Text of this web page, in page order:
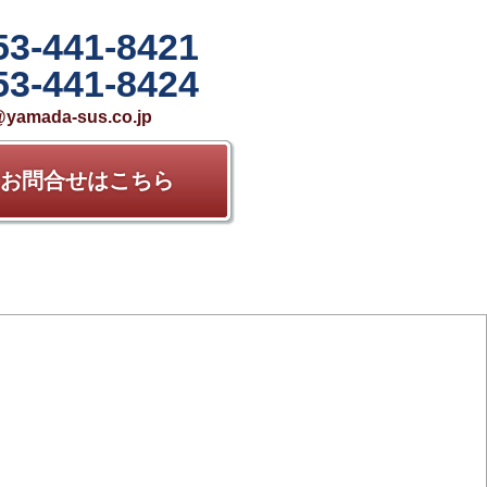
441-8421
441-8424
sus.co.jp
お問合せはこちら